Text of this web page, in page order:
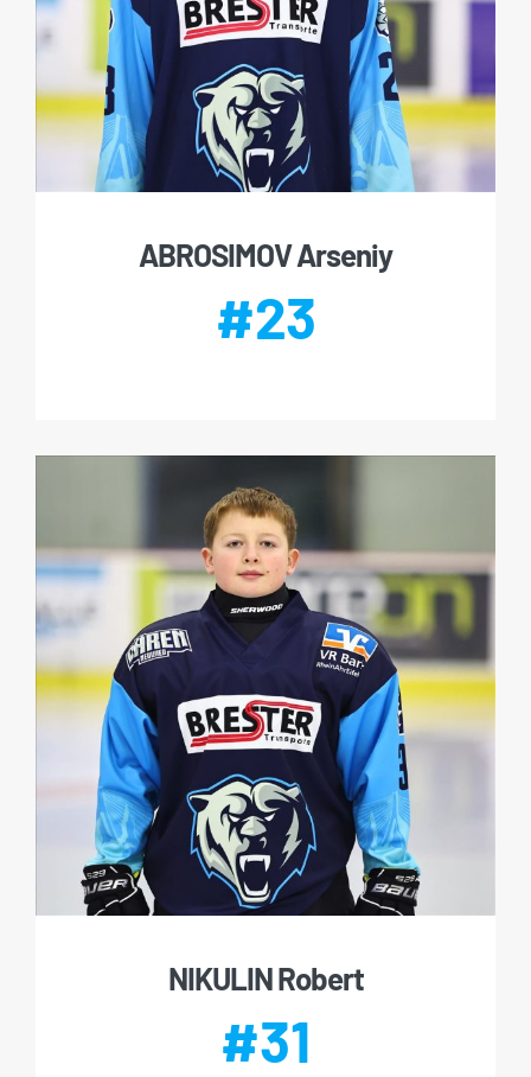
ABROSIMOV Arseniy
#23
NIKULIN Robert
#31